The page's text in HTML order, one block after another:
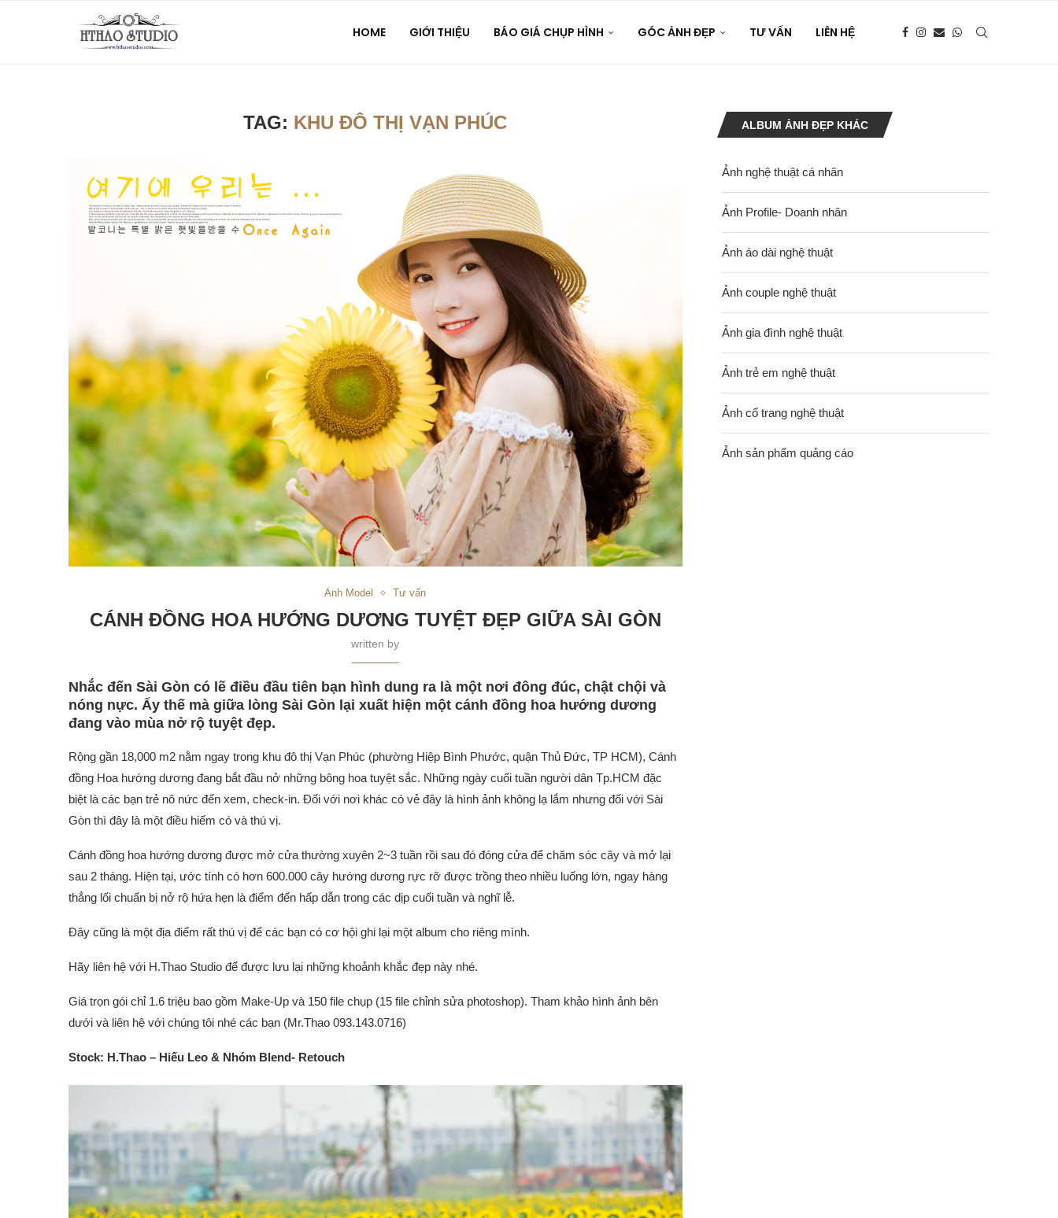
HOME GIỚI THIỆU BÁO GIÁ CHỤP HÌNH GÓC ẢNH ĐẸP TƯ VẤN LIÊN HỆ
TAG: KHU ĐÔ THỊ VẠN PHÚC
Ảnh Model Tư vấn
CÁNH ĐỒNG HOA HƯỚNG DƯƠNG TUYỆT ĐẸP GIỮA SÀI GÒN
written by
Nhắc đến Sài Gòn có lẽ điều đầu tiên bạn hình dung ra là một nơi đông đúc, chật chội và
nóng nực. Ấy thế mà giữa lòng Sài Gòn lại xuất hiện một cánh đồng hoa hướng dương
đang vào mùa nở rộ tuyệt đẹp.
Rộng gần 18,000 m2 nằm ngay trong khu đô thị Vạn Phúc (phường Hiệp Bình Phước, quận Thủ Đức, TP HCM), Cánh
đồng Hoa hướng dương đang bắt đầu nở những bông hoa tuyệt sắc. Những ngày cuối tuần người dân Tp.HCM đặc
biệt là các bạn trẻ nô nức đến xem, check-in. Đối với nơi khác có vẻ đây là hình ảnh không lạ lắm nhưng đối với Sài
Gòn thì đây là một điều hiếm có và thú vị.
Cánh đồng hoa hướng dương được mở cửa thường xuyên 2~3 tuần rồi sau đó đóng cửa để chăm sóc cây và mở lại
sau 2 tháng. Hiện tại, ước tính có hơn 600.000 cây hướng dương rực rỡ được trồng theo nhiều luống lớn, ngay hàng
thẳng lối chuẩn bị nở rộ hứa hẹn là điểm đến hấp dẫn trong các dịp cuối tuần và nghĩ lễ.
Đây cũng là một địa điểm rất thú vị để các bạn có cơ hội ghi lại một album cho riêng mình.
Hãy liên hệ với H.Thao Studio để được lưu lại những khoảnh khắc đẹp này nhé.
Giá trọn gói chỉ 1.6 triệu bao gồm Make-Up và 150 file chụp (15 file chỉnh sửa photoshop). Tham khảo hình ảnh bên
dưới và liên hệ với chúng tôi nhé các bạn (Mr.Thao 093.143.0716)
Stock: H.Thao – Hiếu Leo & Nhóm Blend- Retouch
ALBUM ẢNH ĐẸP KHÁC
Ảnh nghệ thuật cá nhân
Ảnh Profile- Doanh nhân
Ảnh áo dài nghệ thuật
Ảnh couple nghệ thuật
Ảnh gia đình nghệ thuật
Ảnh trẻ em nghệ thuật
Ảnh cổ trang nghệ thuật
Ảnh sản phẩm quảng cáo